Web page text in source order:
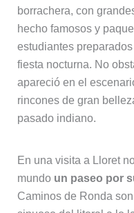
borrachera, con
hecho famosos y
estudiantes
fiesta nocturna. No
apareció en el
rincones de gran
pasado indiano.
En una visita a Lloret
mundo un paseo por
Caminos de Ronda